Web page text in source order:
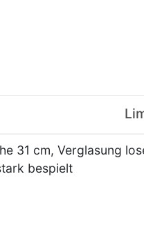
31 cm, Verglasung
bespielt